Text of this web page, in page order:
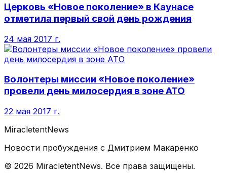
Церковь «Новое поколение» в Каунасе
отметила первый свой день рождения
24 мая 2017 г.
Волонтеры миссии «Новое поколение»
провели день милосердия в зоне АТО
22 мая 2017 г.
MiracletentNews
Новости пробуждения с Дмитрием Макаренко
© 2026 MiracletentNews. Все права защищены.